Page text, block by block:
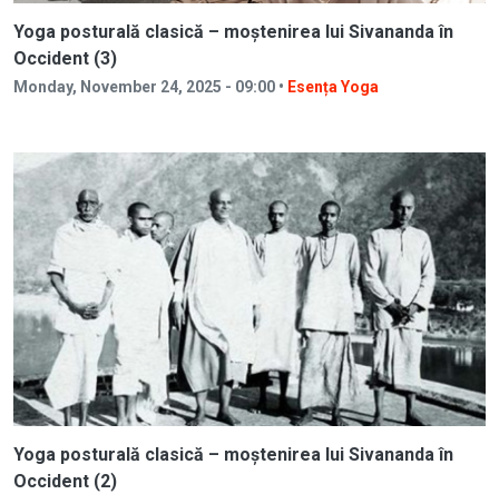
Yoga posturală clasică – moștenirea lui Sivananda în
Occident (3)
Monday, November 24, 2025 - 09:00 • Esența Yoga
Yoga posturală clasică – moștenirea lui Sivananda în
Occident (2)